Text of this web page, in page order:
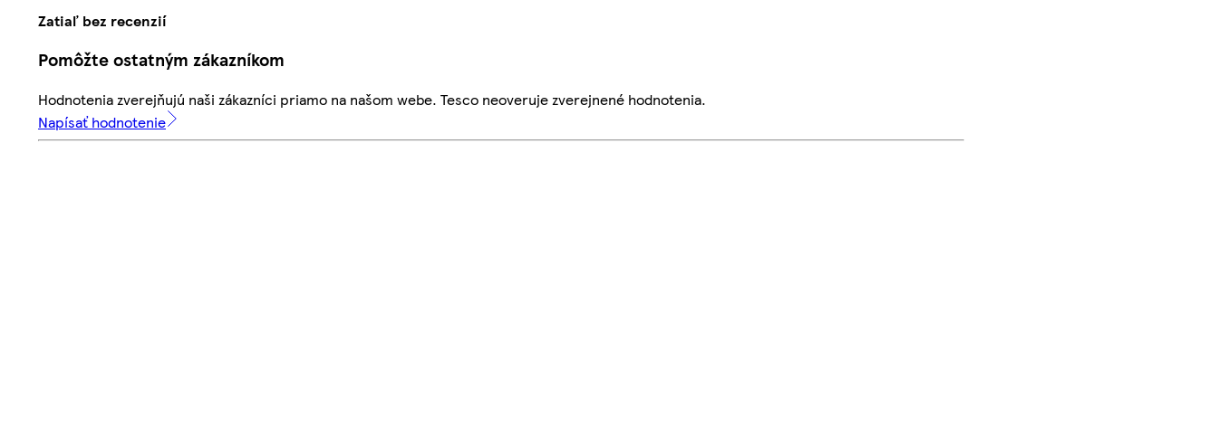
Zatiaľ bez recenzií
Pomôžte ostatným zákazníkom
Hodnotenia zverejňujú naši zákazníci priamo na našom webe. Tesco neoveruje zverejnené hodnotenia.
Napísať hodnotenie